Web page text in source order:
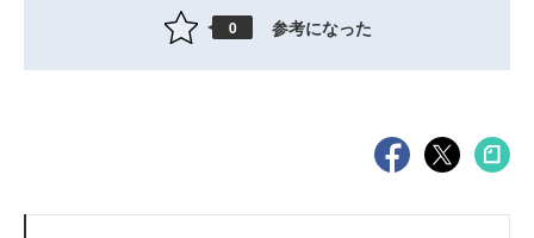
0 参考になった